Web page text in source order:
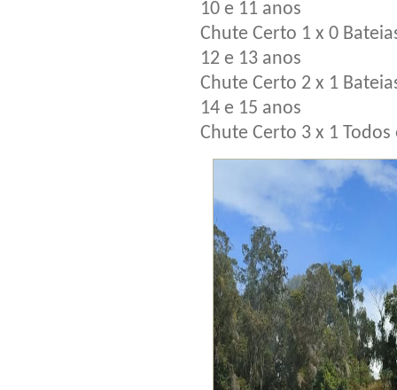
10 e 11 anos
Chute Certo 1 x 0
12 e 13 anos
Chute Certo 2 x 1
14 e 15 anos
Chute Certo 3 x 1 Todos